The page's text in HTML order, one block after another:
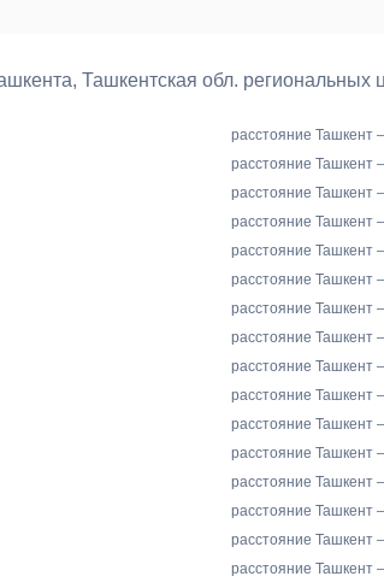
Ташкентская обл. региональных
расстояние Ташкент
расстояние Ташкент
расстояние Ташкент
расстояние Ташкент
расстояние
расстояние Ташкент
расстояние Ташкент
расстояние
расстояние Ташкент
расстояние Ташкент
расстояние Ташкент
расстояние Ташкент
расстояние Ташкент
расстояние Ташкент
расстояние Ташкент
расстояние